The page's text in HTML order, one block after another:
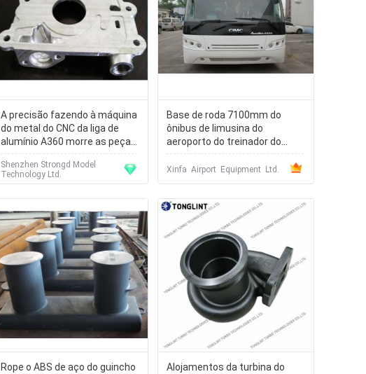
A precisão fazendo à máquina
do metal do CNC da liga de
alumínio A360 morre as peças
da carcaça
Shenzhen Strongd Model
Technology Ltd.
Base de roda 7100mm do
ônibus de limusina do
aeroporto do treinador do
alcatrão de Seat da grande
capacidade 14
Xinfa Airport Equipment Ltd.
Rope o ABS de aço do guincho
Alojamentos da turbina do